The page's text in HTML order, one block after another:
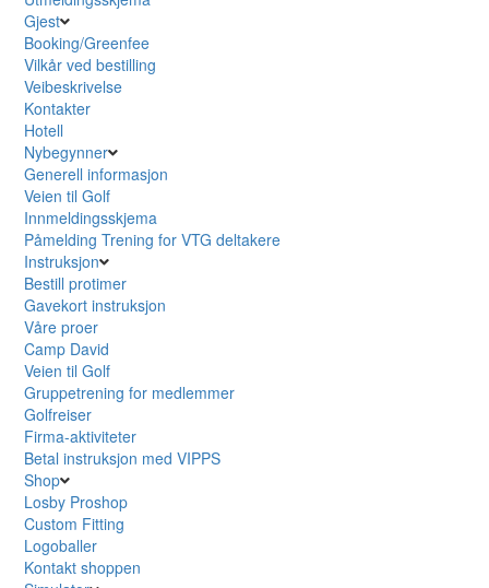
Gjest
Booking/Greenfee
Vilkår ved bestilling
Veibeskrivelse
Kontakter
Hotell
Nybegynner
Generell informasjon
Veien til Golf
Innmeldingsskjema
Påmelding Trening for VTG deltakere
Instruksjon
Bestill protimer
Gavekort instruksjon
Våre proer
Camp David
Veien til Golf
Gruppetrening for medlemmer
Golfreiser
Firma-aktiviteter
Betal instruksjon med VIPPS
Shop
Losby Proshop
Custom Fitting
Logoballer
Kontakt shoppen